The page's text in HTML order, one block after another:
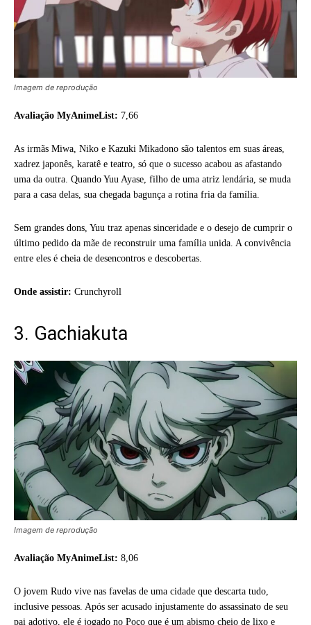
Imagem de reprodução
Avaliação MyAnimeList: 7,66
As irmãs Miwa, Niko e Kazuki Mikadono são talentos em suas áreas,
xadrez japonês, karatê e teatro, só que o sucesso acabou as afastando
uma da outra. Quando Yuu Ayase, filho de uma atriz lendária, se muda
para a casa delas, sua chegada bagunça a rotina fria da família.
Sem grandes dons, Yuu traz apenas sinceridade e o desejo de cumprir o
último pedido da mãe de reconstruir uma família unida. A convivência
entre eles é cheia de desencontros e descobertas.
Onde assistir: Crunchyroll
3. Gachiakuta
Imagem de reprodução
Avaliação MyAnimeList: 8,06
O jovem Rudo vive nas favelas de uma cidade que descarta tudo,
inclusive pessoas. Após ser acusado injustamente do assassinato de seu
pai adotivo, ele é jogado no Poço que é um abismo cheio de lixo e